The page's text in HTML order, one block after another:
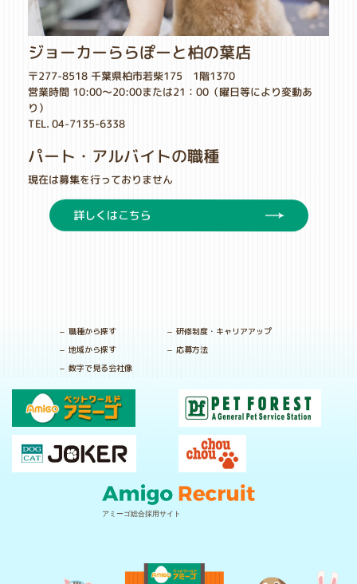
ジョーカーららぽーと柏の葉店
〒277-8518 千葉県柏市若柴175 1階1370
営業時間 10:00～20:00または21：00（曜日等により変動あ
り）
TEL. 04-7135-6338
パート・アルバイトの職種
現在は募集を行っておりません
詳しくはこちら
アミーゴ総合採用サイト
職種から探す
研修制度・キャリアアップ
地域から探す
応募方法
数字で見る会社像